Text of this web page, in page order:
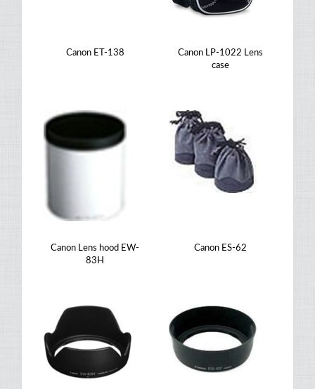
Canon ET-138
Canon LP-1022 Lens
case
Canon Lens hood EW-
83H
Canon ES-62